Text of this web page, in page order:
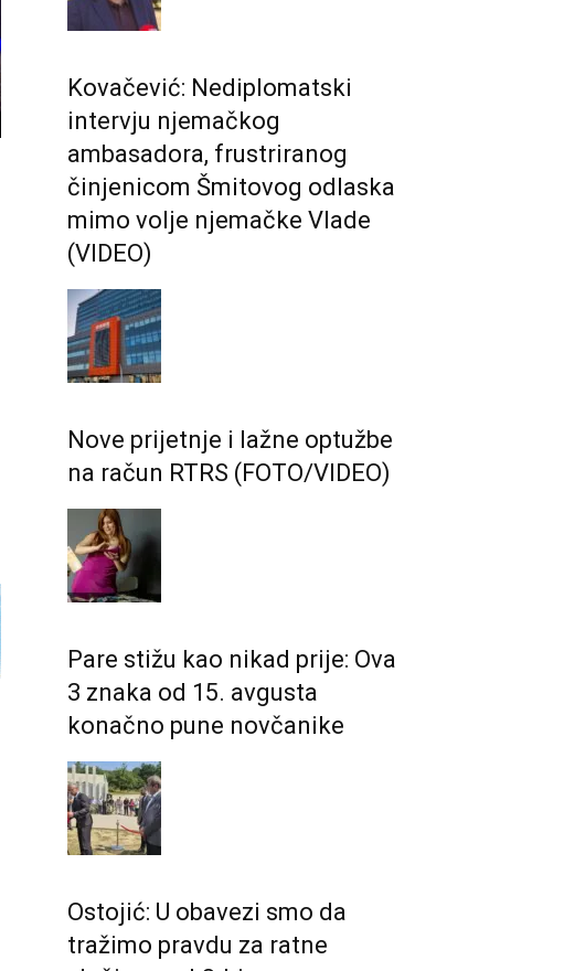
Kovačević: Nediplomatski
intervju njemačkog
ambasadora, frustriranog
činjenicom Šmitovog odlaska
mimo volje njemačke Vlade
(VIDEO)
Nove prijetnje i lažne optužbe
na račun RTRS (FOTO/VIDEO)
Pare stižu kao nikad prije: Ova
3 znaka od 15. avgusta
konačno pune novčanike
Ostojić: U obavezi smo da
tražimo pravdu za ratne